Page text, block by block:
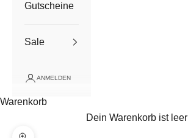
Gutscheine
Sale
ANMELDEN
Warenkorb
Dein Warenkorb ist leer